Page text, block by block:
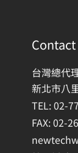
台灣總代
新北市八
TEL: 02-
FAX: 02-